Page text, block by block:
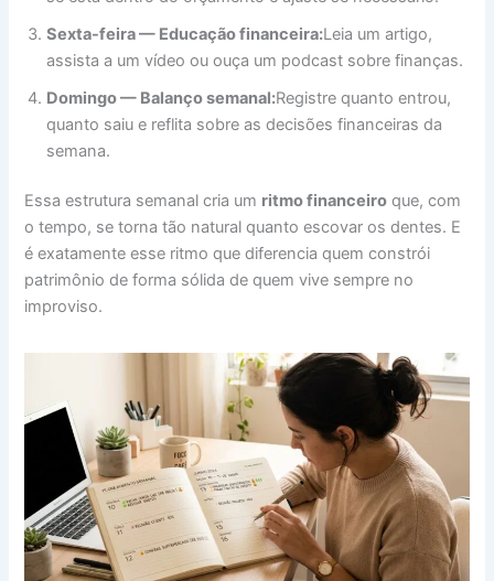
Sexta-feira — Educação financeira:Leia um artigo,
assista a um vídeo ou ouça um podcast sobre finanças.
Domingo — Balanço semanal:Registre quanto entrou,
quanto saiu e reflita sobre as decisões financeiras da
semana.
Essa estrutura semanal cria um ritmo financeiro que, com
o tempo, se torna tão natural quanto escovar os dentes. E
é exatamente esse ritmo que diferencia quem constrói
patrimônio de forma sólida de quem vive sempre no
improviso.